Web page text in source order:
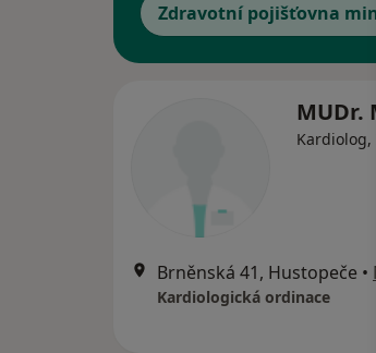
Zdravotní pojišťovna
MUDr.
Kardiolog,
Brněnská 41, Hustopeče •
Kardiologická ordinace